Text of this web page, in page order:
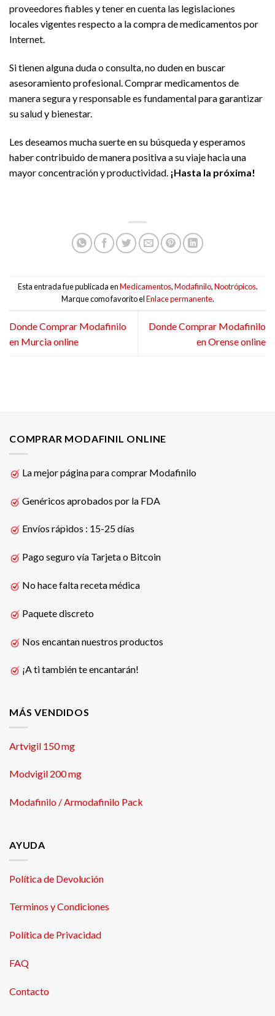
proveedores fiables y tener en cuenta las legislaciones
locales vigentes respecto a la compra de medicamentos por
Internet.
Si tienen alguna duda o consulta, no duden en buscar
asesoramiento profesional. Comprar medicamentos de
manera segura y responsable es fundamental para garantizar
su salud y bienestar.
Les deseamos mucha suerte en su búsqueda y esperamos
haber contribuido de manera positiva a su viaje hacia una
mayor concentración y productividad. ¡Hasta la próxima!
Esta entrada fue publicada enMedicamentos,Modafinilo,Nootrópicos.
Marque como favorito elEnlace permanente.
Donde Comprar Modafinilo
en Murcia online
Donde Comprar Modafinilo
en Orense online
COMPRAR MODAFINIL ONLINE
La mejor página para comprar Modafinilo
Genéricos aprobados por la FDA
Envíos rápidos : 15-25 días
Pago seguro vía Tarjeta o Bitcoin
No hace falta receta médica
Paquete discreto
Nos encantan nuestros productos
¡A ti también te encantarán!
MÁS VENDIDOS
Artvigil 150 mg
Modvigil 200 mg
Modafinilo / Armodafinilo Pack
AYUDA
Política de Devolución
Terminos y Condiciones
Política de Privacidad
FAQ
Contacto